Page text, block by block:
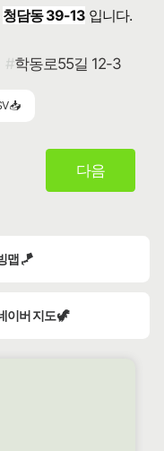
청담동 39-13 입니다.
학동로55길 12-3
📥
다음
맵 🪁
이버 지도 🦖